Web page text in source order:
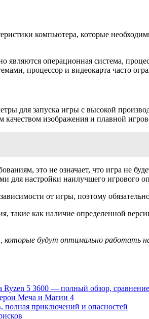
компьютера, которые
операционная система,
процессор и видеокарта часто
для запуска игры с высокой
качеством изображения и плавной
это не означает, что игра не
для настройки наилучшего игрового
от игры, поэтому
такие как наличие определенной
будут оптимально работать
5 3600 — полный обзор,
Меча и Магии 4
полная приключений и опасностей